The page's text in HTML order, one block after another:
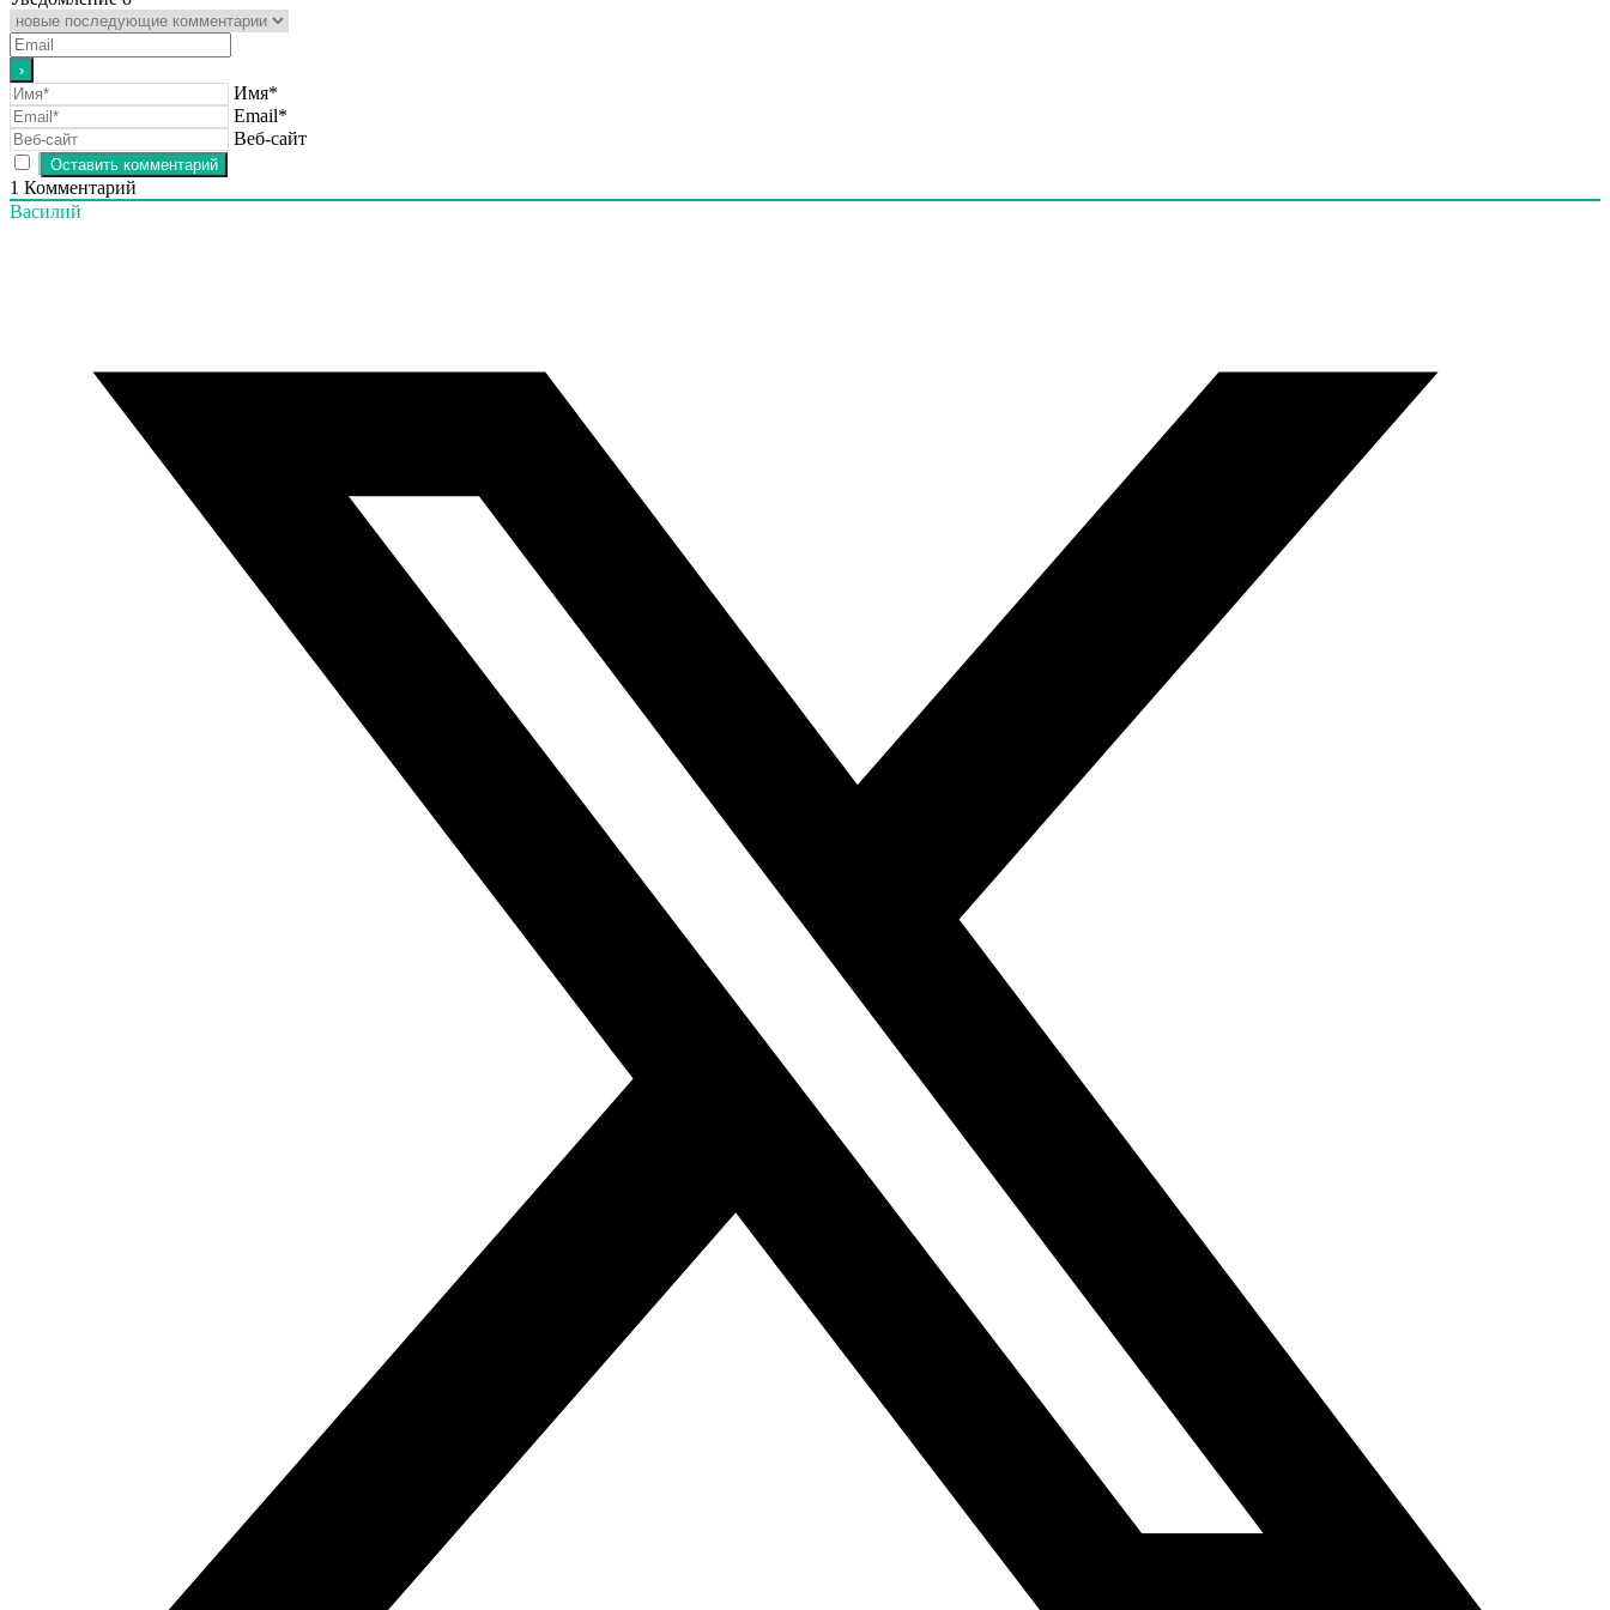
Имя*
Email*
Веб-сайт
1 Комментарий
Василий